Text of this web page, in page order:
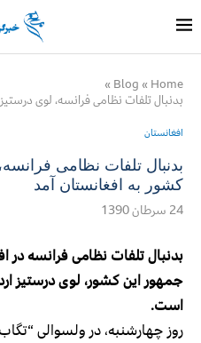
Home
»
Blog
»
بدنبال تلفات نظامی فرانسه، لوی
افغانستان
بدنبال تلفات نظامی
کشور به افغانستان آمد
24 سرطان 1390
بدنبال تلفات نظامی فرانسه در
جمهور این کشور، لوی درستیز
است.
روز چهارشنبه، در ولسوالی